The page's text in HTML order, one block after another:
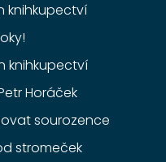
knihkupectví
knihkupectví
Horáček
sourozence
stromeček